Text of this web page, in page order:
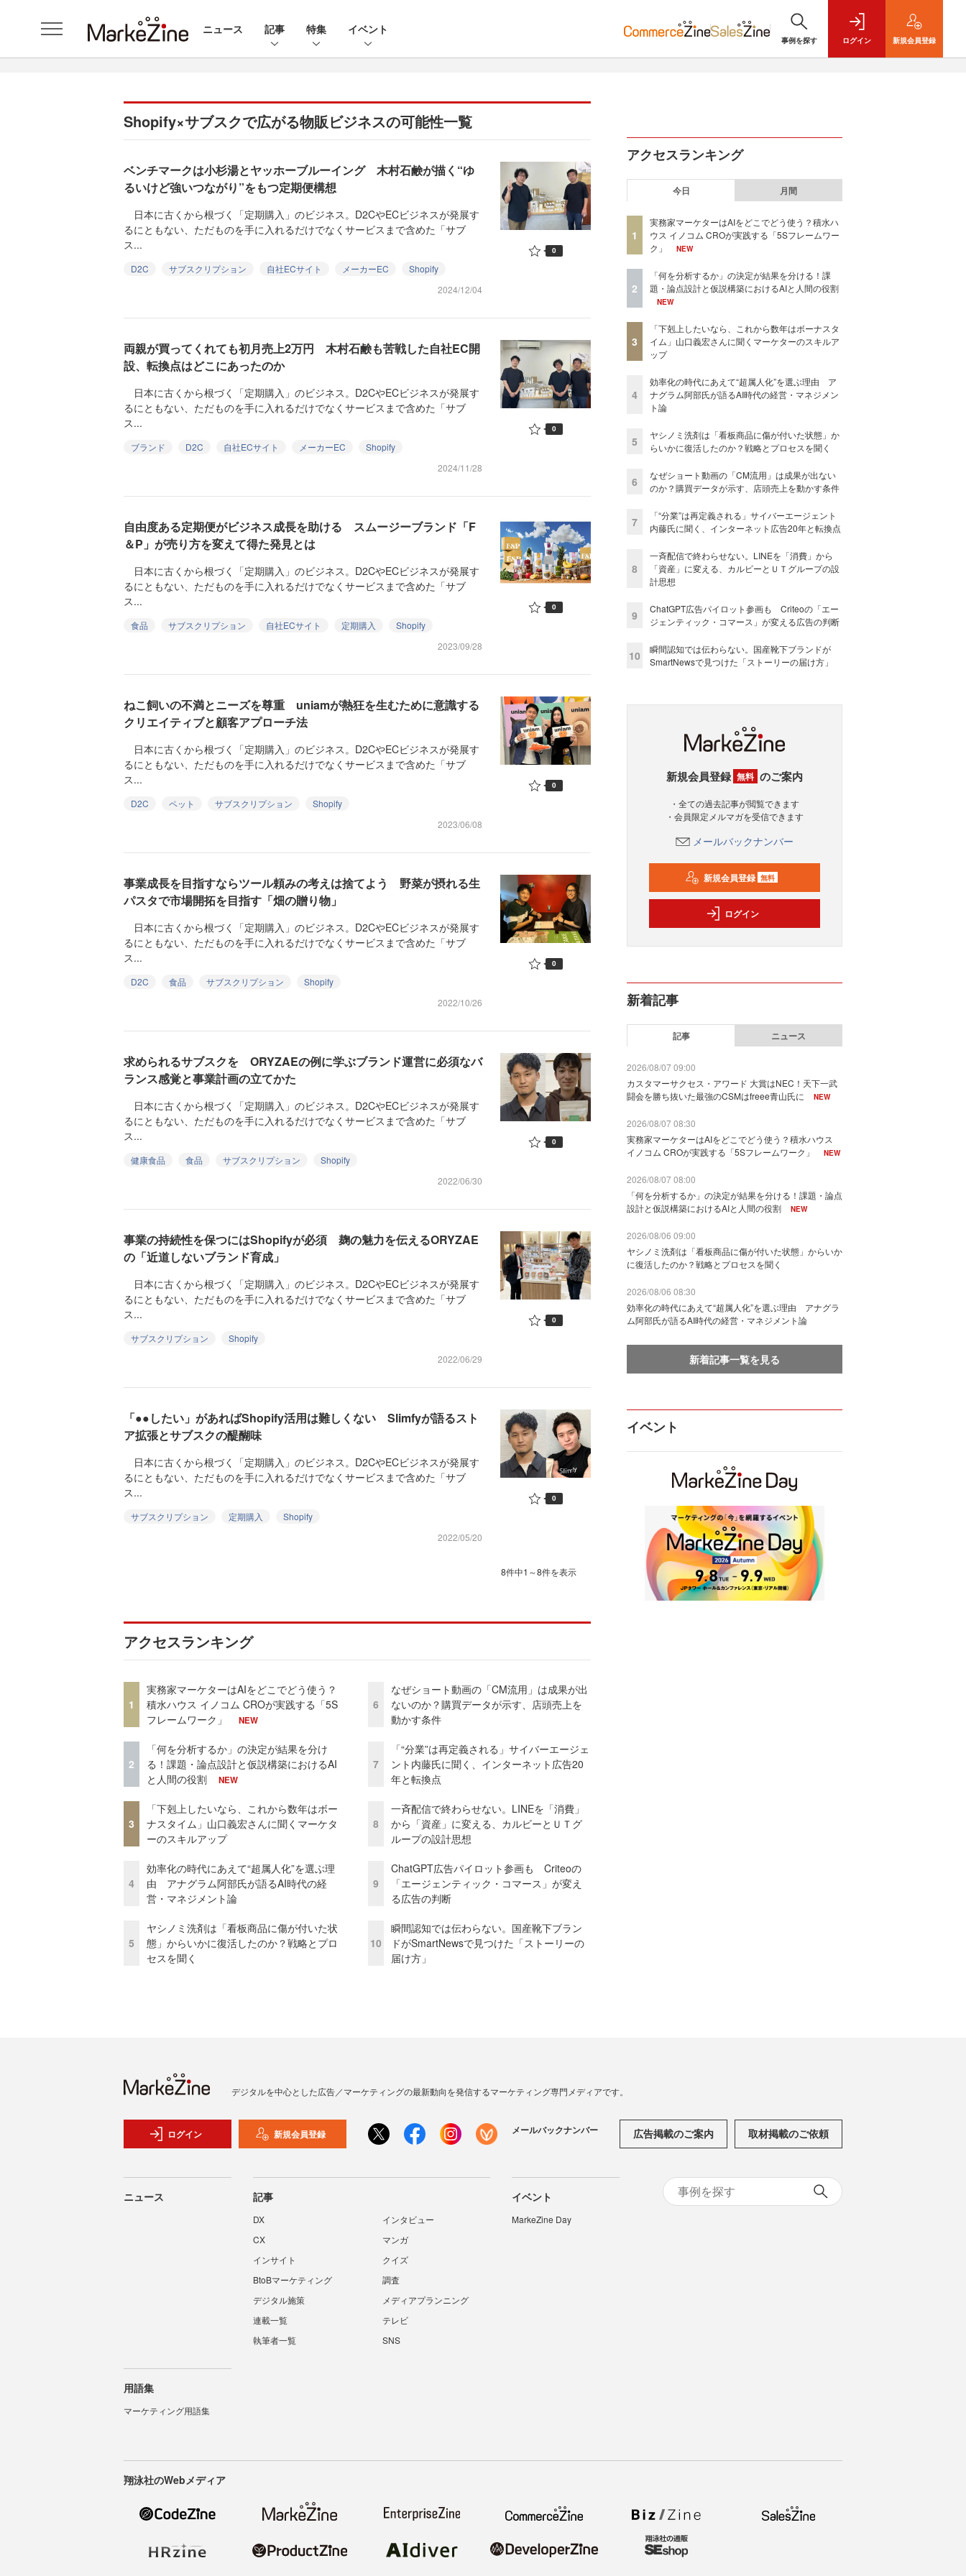
ニュース 記事 特集 イベント
事例を探す ログイン 新規会員登録
Shopify×サブスクで広がる物販ビジネスの可能性一覧
ベンチマークは小杉湯とヤッホーブルーイング 木村石鹸が描く“ゆ
るいけど強いつながり”をもつ定期便構想
日本に古くから根づく「定期購入」のビジネス。D2CやECビジネスが発展す
るにともない、ただものを手に入れるだけでなくサービスまで含めた「サブ
ス...
D2C サブスクリプション 自社ECサイト メーカーEC
Shopify
2024/12/04
0
両親が買ってくれても初月売上2万円 木村石鹸も苦戦した自社EC開
設、転換点はどこにあったのか
日本に古くから根づく「定期購入」のビジネス。D2CやECビジネスが発展す
るにともない、ただものを手に入れるだけでなくサービスまで含めた「サブ
ス...
ブランド D2C 自社ECサイト メーカーEC
Shopify
2024/11/28
0
自由度ある定期便がビジネス成長を助ける スムージーブランド「F
＆P」が売り方を変えて得た発見とは
日本に古くから根づく「定期購入」のビジネス。D2CやECビジネスが発展す
るにともない、ただものを手に入れるだけでなくサービスまで含めた「サブ
ス...
食品 サブスクリプション 自社ECサイト 定期購入
Shopify
2023/09/28
0
ねこ飼いの不満とニーズを尊重 uniamが熱狂を生むために意識する
クリエイティブと顧客アプローチ法
日本に古くから根づく「定期購入」のビジネス。D2CやECビジネスが発展す
るにともない、ただものを手に入れるだけでなくサービスまで含めた「サブ
ス...
D2C ペット サブスクリプション
Shopify
2023/06/08
0
事業成長を目指すならツール頼みの考えは捨てよう 野菜が摂れる生
パスタで市場開拓を目指す「畑の贈り物」
日本に古くから根づく「定期購入」のビジネス。D2CやECビジネスが発展す
るにともない、ただものを手に入れるだけでなくサービスまで含めた「サブ
ス...
D2C 食品 サブスクリプション
Shopify
2022/10/26
0
求められるサブスクを ORYZAEの例に学ぶブランド運営に必須なバ
ランス感覚と事業計画の立てかた
日本に古くから根づく「定期購入」のビジネス。D2CやECビジネスが発展す
るにともない、ただものを手に入れるだけでなくサービスまで含めた「サブ
ス...
健康食品 食品 サブスクリプション
Shopify
2022/06/30
0
事業の持続性を保つにはShopifyが必須 麹の魅力を伝えるORYZAE
の「近道しないブランド育成」
日本に古くから根づく「定期購入」のビジネス。D2CやECビジネスが発展す
るにともない、ただものを手に入れるだけでなくサービスまで含めた「サブ
ス...
サブスクリプション
Shopify
2022/06/29
0
「●●したい」があればShopify活用は難しくない Slimfyが語るスト
ア拡張とサブスクの醍醐味
日本に古くから根づく「定期購入」のビジネス。D2CやECビジネスが発展す
るにともない、ただものを手に入れるだけでなくサービスまで含めた「サブ
ス...
サブスクリプション 定期購入
Shopify
2022/05/20
0
8件中1～8件を表示
アクセスランキング
1
実務家マーケターはAIをどこでどう使う？
積水ハウス イノコム CROが実践する「5S
フレームワーク」
NEW
2
「何を分析するか」の決定が結果を分け
る！課題・論点設計と仮説構築におけるAI
と人間の役割
NEW
3
「下剋上したいなら、これから数年はボー
ナスタイム」山口義宏さんに聞くマーケタ
ーのスキルアップ
4
効率化の時代にあえて“超属人化”を選ぶ理
由 アナグラム阿部氏が語るAI時代の経
営・マネジメント論
5
ヤシノミ洗剤は「看板商品に傷が付いた状
態」からいかに復活したのか？戦略とプロ
セスを聞く
6
なぜショート動画の「CM流用」は成果が出
ないのか？購買データが示す、店頭売上を
動かす条件
7
「“分業”は再定義される」サイバーエージェ
ント内藤氏に聞く、インターネット広告20
年と転換点
8
一斉配信で終わらせない。LINEを「消費」
から「資産」に変える、カルビーとＵＴグ
ループの設計思想
9
ChatGPT広告パイロット参画も Criteoの
「エージェンティック・コマース」が変え
る広告の判断
10
瞬間認知では伝わらない。国産靴下ブラン
ドがSmartNewsで見つけた「ストーリーの
届け方」
アクセスランキング
今日 月間
1
実務家マーケターはAIをどこでどう使う？積水ハ
ウス イノコム CROが実践する「5Sフレームワー
ク」
NEW
2
「何を分析するか」の決定が結果を分ける！課
題・論点設計と仮説構築におけるAIと人間の役割
NEW
3
「下剋上したいなら、これから数年はボーナスタ
イム」山口義宏さんに聞くマーケターのスキルア
ップ
4
効率化の時代にあえて“超属人化”を選ぶ理由 ア
ナグラム阿部氏が語るAI時代の経営・マネジメン
ト論
5
ヤシノミ洗剤は「看板商品に傷が付いた状態」か
らいかに復活したのか？戦略とプロセスを聞く
6
なぜショート動画の「CM流用」は成果が出ない
のか？購買データが示す、店頭売上を動かす条件
7
「“分業”は再定義される」サイバーエージェント
内藤氏に聞く、インターネット広告20年と転換点
8
一斉配信で終わらせない。LINEを「消費」から
「資産」に変える、カルビーとＵＴグループの設
計思想
9
ChatGPT広告パイロット参画も Criteoの「エー
ジェンティック・コマース」が変える広告の判断
10
瞬間認知では伝わらない。国産靴下ブランドが
SmartNewsで見つけた「ストーリーの届け方」
新規会員登録 無料 のご案内
・全ての過去記事が閲覧できます
・会員限定メルマガを受信できます
メールバックナンバー
新規会員登録 無料
ログイン
新着記事
記事 ニュース
2026/08/07 09:00
カスタマーサクセス・アワード 大賞はNEC！天下一武
闘会を勝ち抜いた最強のCSMはfreee青山氏に
NEW
2026/08/07 08:30
実務家マーケターはAIをどこでどう使う？積水ハウス
イノコム CROが実践する「5Sフレームワーク」
NEW
2026/08/07 08:00
「何を分析するか」の決定が結果を分ける！課題・論点
設計と仮説構築におけるAIと人間の役割
NEW
2026/08/06 09:00
ヤシノミ洗剤は「看板商品に傷が付いた状態」からいか
に復活したのか？戦略とプロセスを聞く
2026/08/06 08:30
効率化の時代にあえて“超属人化”を選ぶ理由 アナグラ
ム阿部氏が語るAI時代の経営・マネジメント論
新着記事一覧を見る
イベント
デジタルを中心とした広告／マーケティングの最新動向を発信するマーケティング専門メディアです。
ログイン 新規会員登録 メールバックナンバー 広告掲載のご案内 取材掲載のご依頼
ニュース 記事
DX
インタビュー
CX
マンガ
インサイト
クイズ
BtoBマーケティング
調査
デジタル施策
メディアプランニング
連載一覧
テレビ
執筆者一覧
SNS
イベント
MarkeZine Day
用語集
マーケティング用語集
翔泳社のWebメディア